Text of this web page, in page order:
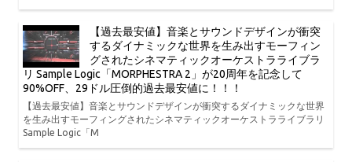
【過去最安値】音楽とサウンドデザインが衝突
するダイナミックな世界を生み出すモーフィン
グされたシネマティックオーケストラライブラ
リ Sample Logic「MORPHESTRA 2」が20周年を記念して
90%OFF、29ドル圧倒的過去最安値に！！！
【過去最安値】音楽とサウンドデザインが衝突するダイナミックな世界
を生み出すモーフィングされたシネマティックオーケストラライブラリ
Sample Logic「M